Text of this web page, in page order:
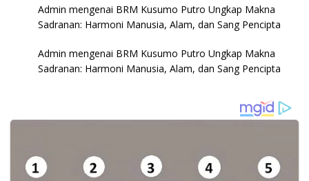
Admin mengenai BRM Kusumo Putro Ungkap Makna
Sadranan: Harmoni Manusia, Alam, dan Sang Pencipta
Admin mengenai BRM Kusumo Putro Ungkap Makna
Sadranan: Harmoni Manusia, Alam, dan Sang Pencipta